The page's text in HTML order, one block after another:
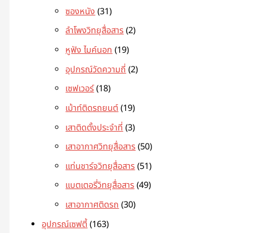
ซองหนัง 31
ลำโพงวิทยุสื่อสาร 2
หูฟัง ไมค์นอก 19
อุปกรณ์วัดความถี่ 2
เซฟเวอร์ 18
เม้าท์ติดรถยนต์ 19
เสาติดตั้งประจำที่ 3
เสาอากาศวิทยุสื่อสาร 50
แท่นชาร์จวิทยุสื่อสาร 51
แบตเตอรี่วิทยุสื่อสาร 49
เสาอากาศติดรถ 30
อุปกรณ์เซฟตี้ 163